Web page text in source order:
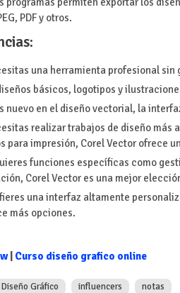
PDF y otros.
una herramienta profesional
básicos, logotipos y
nuevo en el diseño vectorial, la
realizar trabajos de diseño más
para impresión, Corel Vector ofrece
funciones específicas como
Corel Vector es una mejor
una interfaz altamente
más opciones.
| Curso diseño grafico online
Diseño Gráfico influencers notas